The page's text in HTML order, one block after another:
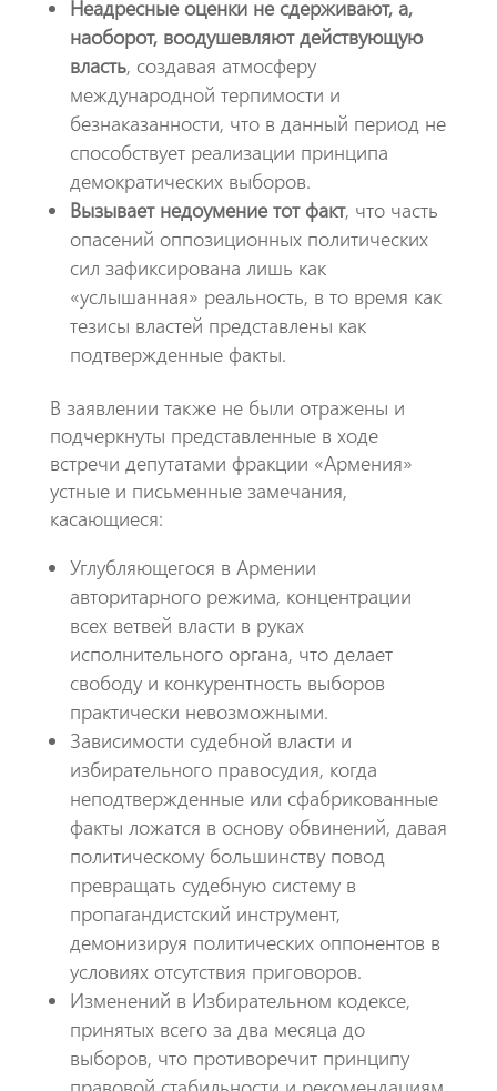
Неадресные оценки не сдерживают, а,
наоборот, воодушевляют действующую
власть, создавая атмосферу
международной терпимости и
безнаказанности, что в данный период не
способствует реализации принципа
демократических выборов.
Вызывает недоумение тот факт, что часть
опасений оппозиционных политических
сил зафиксирована лишь как
«услышанная» реальность, в то время как
тезисы властей представлены как
подтвержденные факты.
​В заявлении также не были отражены и
подчеркнуты представленные в ходе
встречи депутатами фракции «Армения»
устные и письменные замечания,
касающиеся:
​Углубляющегося в Армении
авторитарного режима, концентрации
всех ветвей власти в руках
исполнительного органа, что делает
свободу и конкурентность выборов
практически невозможными.
​Зависимости судебной власти и
избирательного правосудия, когда
неподтвержденные или сфабрикованные
факты ложатся в основу обвинений, давая
политическому большинству повод
превращать судебную систему в
пропагандистский инструмент,
демонизируя политических оппонентов в
условиях отсутствия приговоров.
​Изменений в Избирательном кодексе,
принятых всего за два месяца до
выборов, что противоречит принципу